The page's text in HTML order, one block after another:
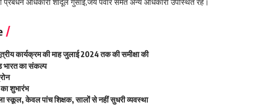
अधिकारी शार्दूल गुसाईं,जय पंवार समेत अन्य अधिकारी उपस्थित रहे।
कार्यक्रम की माह जुलाई 2024 तक की समीक्षा की
भारत का संकल्प
शुभारंभ
स्कूल, केवल पांच शिक्षक, सालों से नहीं सुधरी व्यवस्था